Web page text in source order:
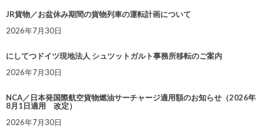
JR貨物／お盆休み期間の貨物列車の運転計画について
2026年7月30日
にしてつドイツ現地法人 シュツットガルト事務所移転のご案内
2026年7月30日
NCA／日本発国際航空貨物燃油サーチャージ適用額のお知らせ（2026年
8月1日適用 改定）
2026年7月30日